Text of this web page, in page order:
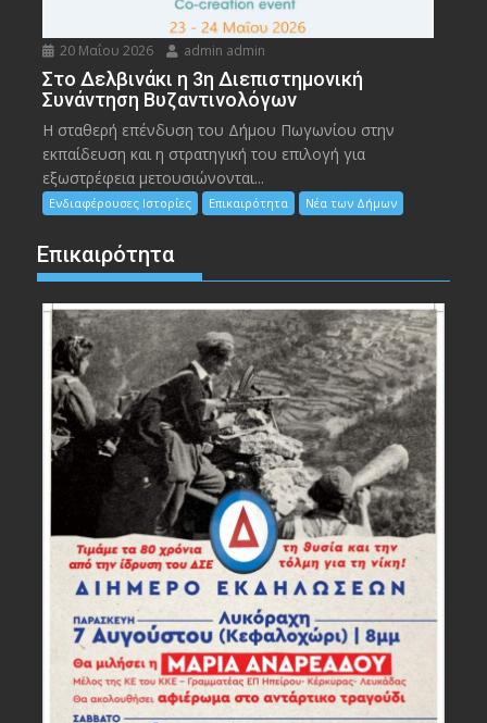
20 Μαΐου 2026 admin admin
Στο Δελβινάκι η 3η Διεπιστημονική
Συνάντηση Βυζαντινολόγων
Η σταθερή επένδυση του Δήμου Πωγωνίου στην
εκπαίδευση και η στρατηγική του επιλογή για
εξωστρέφεια μετουσιώνονται...
Ενδιαφέρουσες Ιστορίες Επικαιρότητα Νέα των Δήμων
Επικαιρότητα